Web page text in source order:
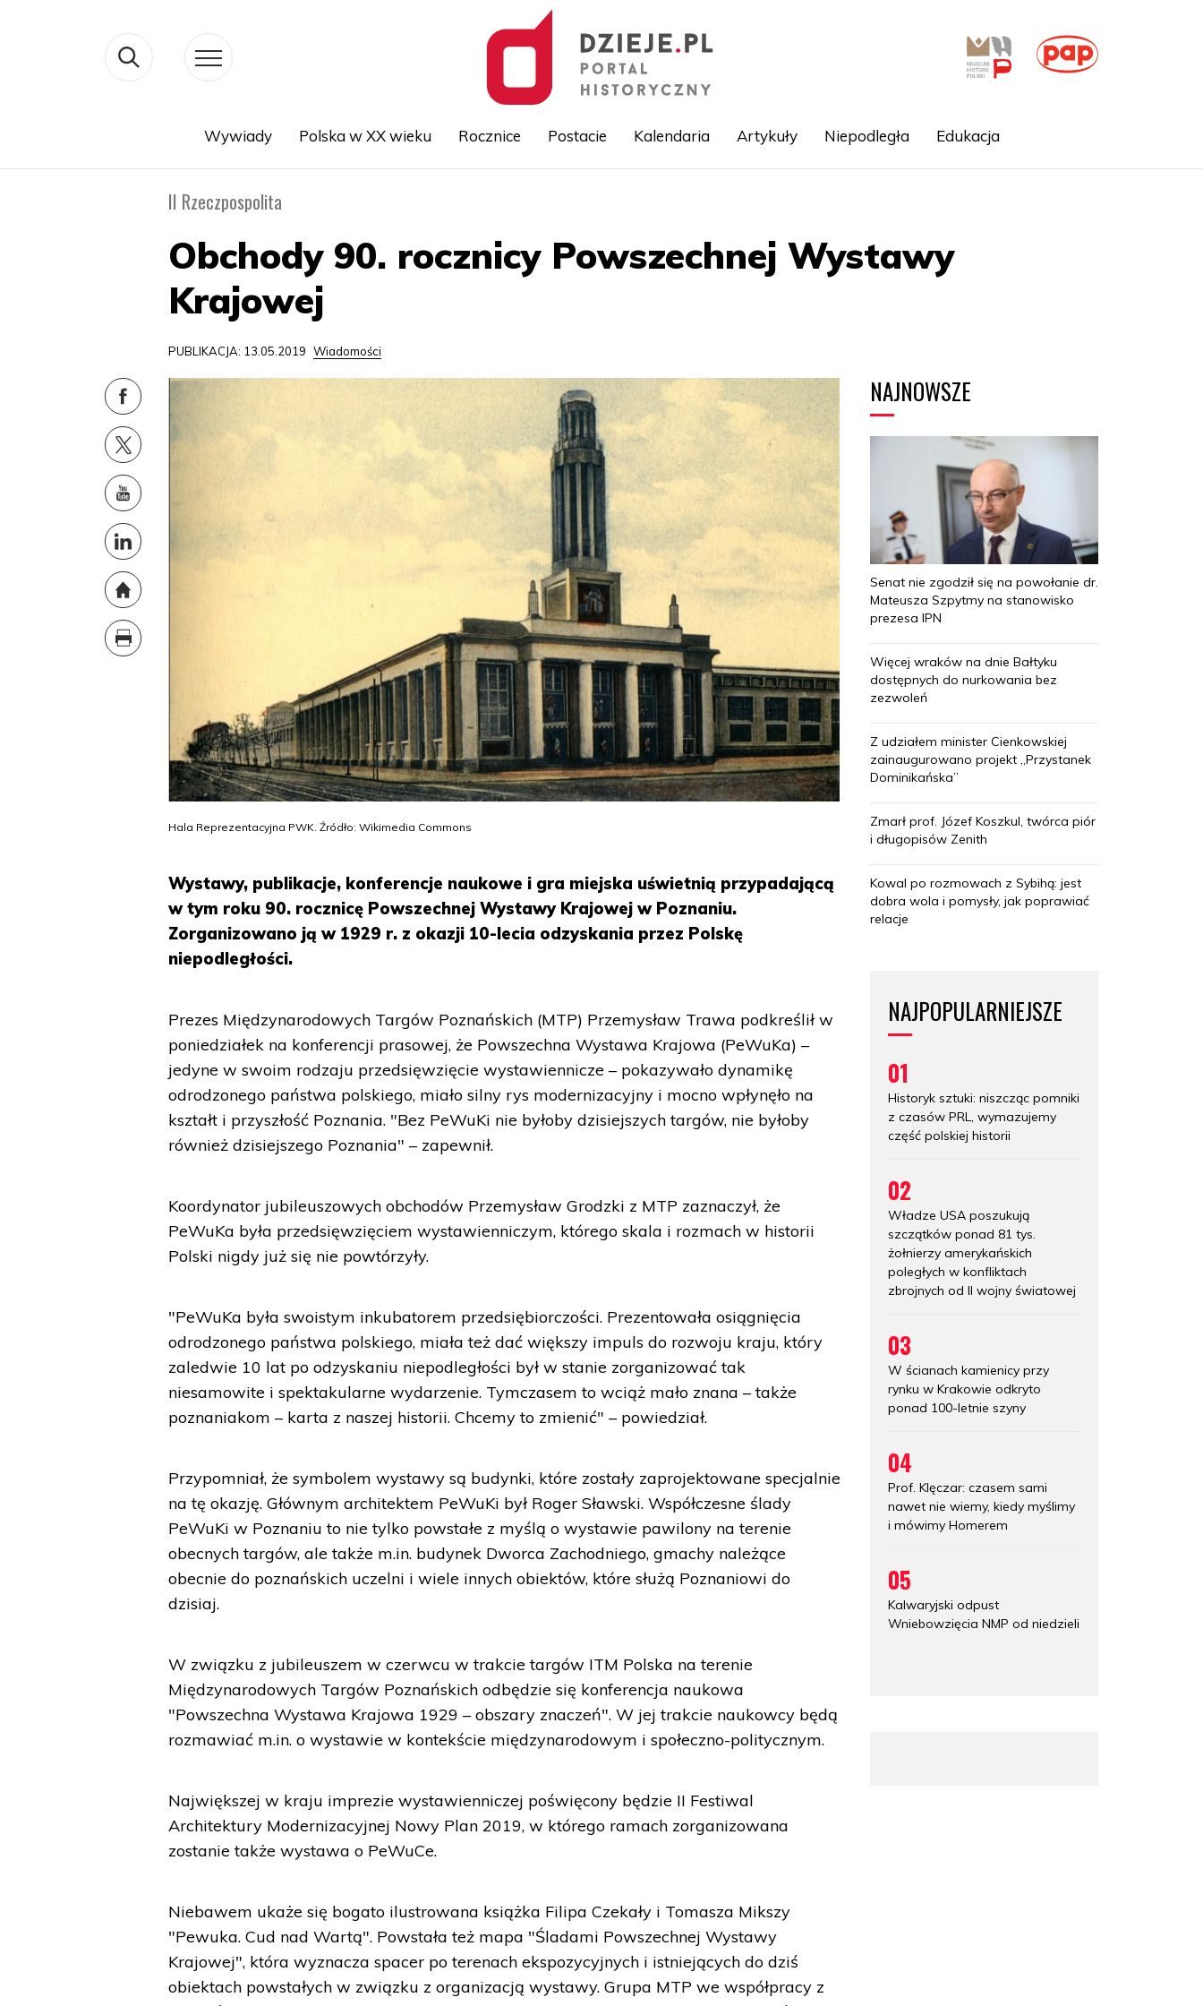
Wywiady Polska w XX wieku Rocznice Postacie Kalendaria Artykuły Niepodległa Edukacja
II Rzeczpospolita
Obchody 90. rocznicy Powszechnej Wystawy
Krajowej
PUBLIKACJA: 13.05.2019 Wiadomości
Hala Reprezentacyjna PWK. Źródło: Wikimedia Commons
Wystawy, publikacje, konferencje naukowe i gra miejska uświetnią przypadającą
w tym roku 90. rocznicę Powszechnej Wystawy Krajowej w Poznaniu.
Zorganizowano ją w 1929 r. z okazji 10-lecia odzyskania przez Polskę
niepodległości.
Prezes Międzynarodowych Targów Poznańskich (MTP) Przemysław Trawa podkreślił w
poniedziałek na konferencji prasowej, że Powszechna Wystawa Krajowa (PeWuKa) –
jedyne w swoim rodzaju przedsięwzięcie wystawiennicze – pokazywało dynamikę
odrodzonego państwa polskiego, miało silny rys modernizacyjny i mocno wpłynęło na
kształt i przyszłość Poznania. "Bez PeWuKi nie byłoby dzisiejszych targów, nie byłoby
również dzisiejszego Poznania" – zapewnił.
Koordynator jubileuszowych obchodów Przemysław Grodzki z MTP zaznaczył, że
PeWuKa była przedsięwzięciem wystawienniczym, którego skala i rozmach w historii
Polski nigdy już się nie powtórzyły.
"PeWuKa była swoistym inkubatorem przedsiębiorczości. Prezentowała osiągnięcia
odrodzonego państwa polskiego, miała też dać większy impuls do rozwoju kraju, który
zaledwie 10 lat po odzyskaniu niepodległości był w stanie zorganizować tak
niesamowite i spektakularne wydarzenie. Tymczasem to wciąż mało znana – także
poznaniakom – karta z naszej historii. Chcemy to zmienić" – powiedział.
Przypomniał, że symbolem wystawy są budynki, które zostały zaprojektowane specjalnie
na tę okazję. Głównym architektem PeWuKi był Roger Sławski. Współczesne ślady
PeWuKi w Poznaniu to nie tylko powstałe z myślą o wystawie pawilony na terenie
obecnych targów, ale także m.in. budynek Dworca Zachodniego, gmachy należące
obecnie do poznańskich uczelni i wiele innych obiektów, które służą Poznaniowi do
dzisiaj.
W związku z jubileuszem w czerwcu w trakcie targów ITM Polska na terenie
Międzynarodowych Targów Poznańskich odbędzie się konferencja naukowa
"Powszechna Wystawa Krajowa 1929 – obszary znaczeń". W jej trakcie naukowcy będą
rozmawiać m.in. o wystawie w kontekście międzynarodowym i społeczno-politycznym.
Największej w kraju imprezie wystawienniczej poświęcony będzie II Festiwal
Architektury Modernizacyjnej Nowy Plan 2019, w którego ramach zorganizowana
zostanie także wystawa o PeWuCe.
Niebawem ukaże się bogato ilustrowana książka Filipa Czekały i Tomasza Mikszy
"Pewuka. Cud nad Wartą". Powstała też mapa "Śladami Powszechnej Wystawy
Krajowej", która wyznacza spacer po terenach ekspozycyjnych i istniejących do dziś
obiektach powstałych w związku z organizacją wystawy. Grupa MTP we współpracy z
NAJNOWSZE
Senat nie zgodził się na powołanie dr.
Mateusza Szpytmy na stanowisko
prezesa IPN
Więcej wraków na dnie Bałtyku
dostępnych do nurkowania bez
zezwoleń
Z udziałem minister Cienkowskiej
zainaugurowano projekt „Przystanek
Dominikańska”
Zmarł prof. Józef Koszkul, twórca piór
i długopisów Zenith
Kowal po rozmowach z Sybihą: jest
dobra wola i pomysły, jak poprawiać
relacje
NAJPOPULARNIEJSZE
01
Historyk sztuki: niszcząc pomniki
z czasów PRL, wymazujemy
część polskiej historii
02
Władze USA poszukują
szczątków ponad 81 tys.
żołnierzy amerykańskich
poległych w konfliktach
zbrojnych od II wojny światowej
03
W ścianach kamienicy przy
rynku w Krakowie odkryto
ponad 100-letnie szyny
04
Prof. Klęczar: czasem sami
nawet nie wiemy, kiedy myślimy
i mówimy Homerem
05
Kalwaryjski odpust
Wniebowzięcia NMP od niedzieli